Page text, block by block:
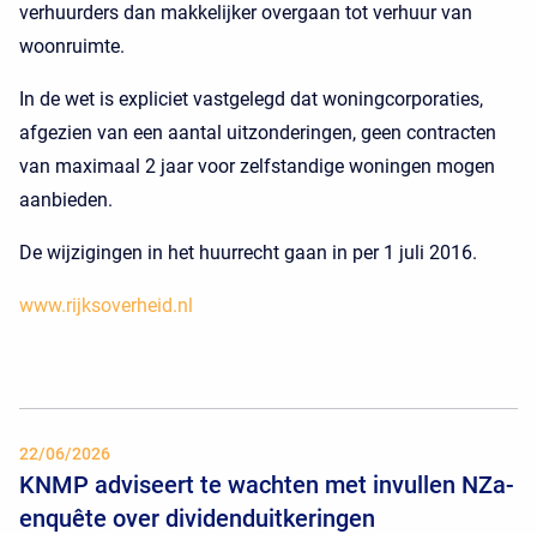
verhuurders dan makkelijker overgaan tot verhuur van
woonruimte.
In de wet is expliciet vastgelegd dat woningcorporaties,
afgezien van een aantal uitzonderingen, geen contracten
van maximaal 2 jaar voor zelfstandige woningen mogen
aanbieden.
De wijzigingen in het huurrecht gaan in per 1 juli 2016.
www.rijksoverheid.nl
22/06/2026
KNMP adviseert te wachten met invullen NZa-
enquête over dividenduitkeringen